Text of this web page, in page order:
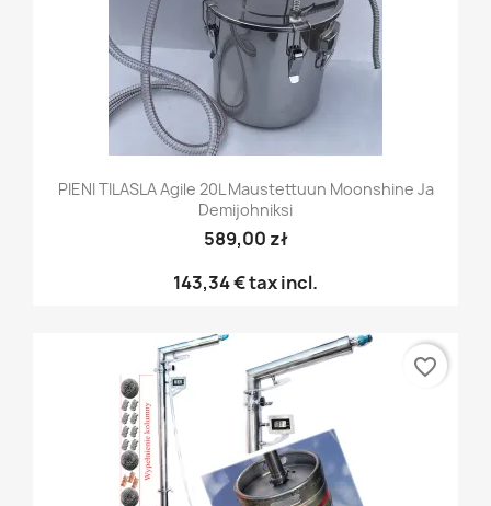
PIENI TILASLA Agile 20L Maustettuun Moonshine Ja
Demijohniksi
589,00 zł
143,34 €tax incl.
favorite_border